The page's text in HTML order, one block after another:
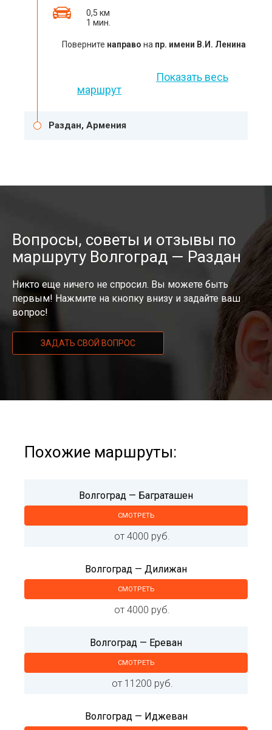
0,5 км
1 мин.
Поверните направо на пр. имени В.И. Ленина
Показать весь
маршрут
Раздан, Армения
Вопросы, советы и отзывы по
маршруту Волгоград — Раздан
Никто еще ничего не спросил. Вы можете быть
первым! Нажмите на кнопку внизу и задайте ваш
вопрос!
ЗАДАТЬ СВОЙ ВОПРОС
Похожие маршруты:
Волгоград — Баграташен
СМОТРЕТЬ
от 4000 руб.
Волгоград — Дилижан
СМОТРЕТЬ
от 4000 руб.
Волгоград — Ереван
СМОТРЕТЬ
от 11200 руб.
Волгоград — Иджеван